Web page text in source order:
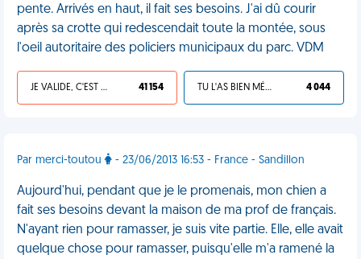
pente. Arrivés en haut, il fait ses besoins. J'ai dû courir
après sa crotte qui redescendait toute la montée, sous
l'oeil autoritaire des policiers municipaux du parc. VDM
JE VALIDE, C'EST UNE VDM 41 154 TU L'AS BIEN MÉRITÉ 4 044
Par merci-toutou - 23/06/2013 16:53 - France - Sandillon
Aujourd'hui, pendant que je le promenais, mon chien a
fait ses besoins devant la maison de ma prof de français.
N'ayant rien pour ramasser, je suis vite partie. Elle, elle avait
quelque chose pour ramasser, puisqu'elle m'a ramené la